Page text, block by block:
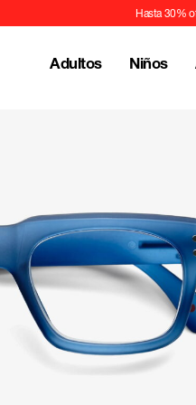
Hasta 30%
Adultos Niños